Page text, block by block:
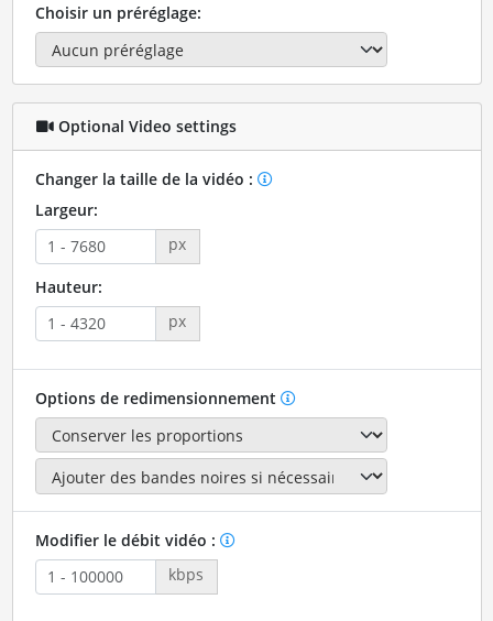
Choisir un préréglage:
Optional Video settings
Changer la taille de la vidéo :
Largeur:
px
Hauteur:
px
Options de redimensionnement
Modifier le débit vidéo :
kbps